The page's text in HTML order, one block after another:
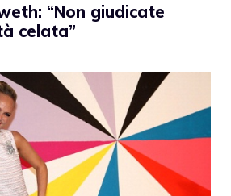
“Non giudicate
celata”